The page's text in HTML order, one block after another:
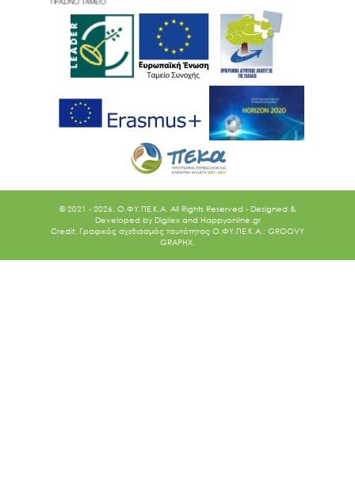
© 2021 - 2026. O.ΦΥ.ΠΕ.Κ.Α. All Rights Reserved - Designed &
Developed by Digilex and Happyonline.gr
Credit: Γραφικός σχεδιασμός ταυτότητας Ο.ΦΥ.ΠΕ.Κ.Α.: GROOVY
GRAPHX.